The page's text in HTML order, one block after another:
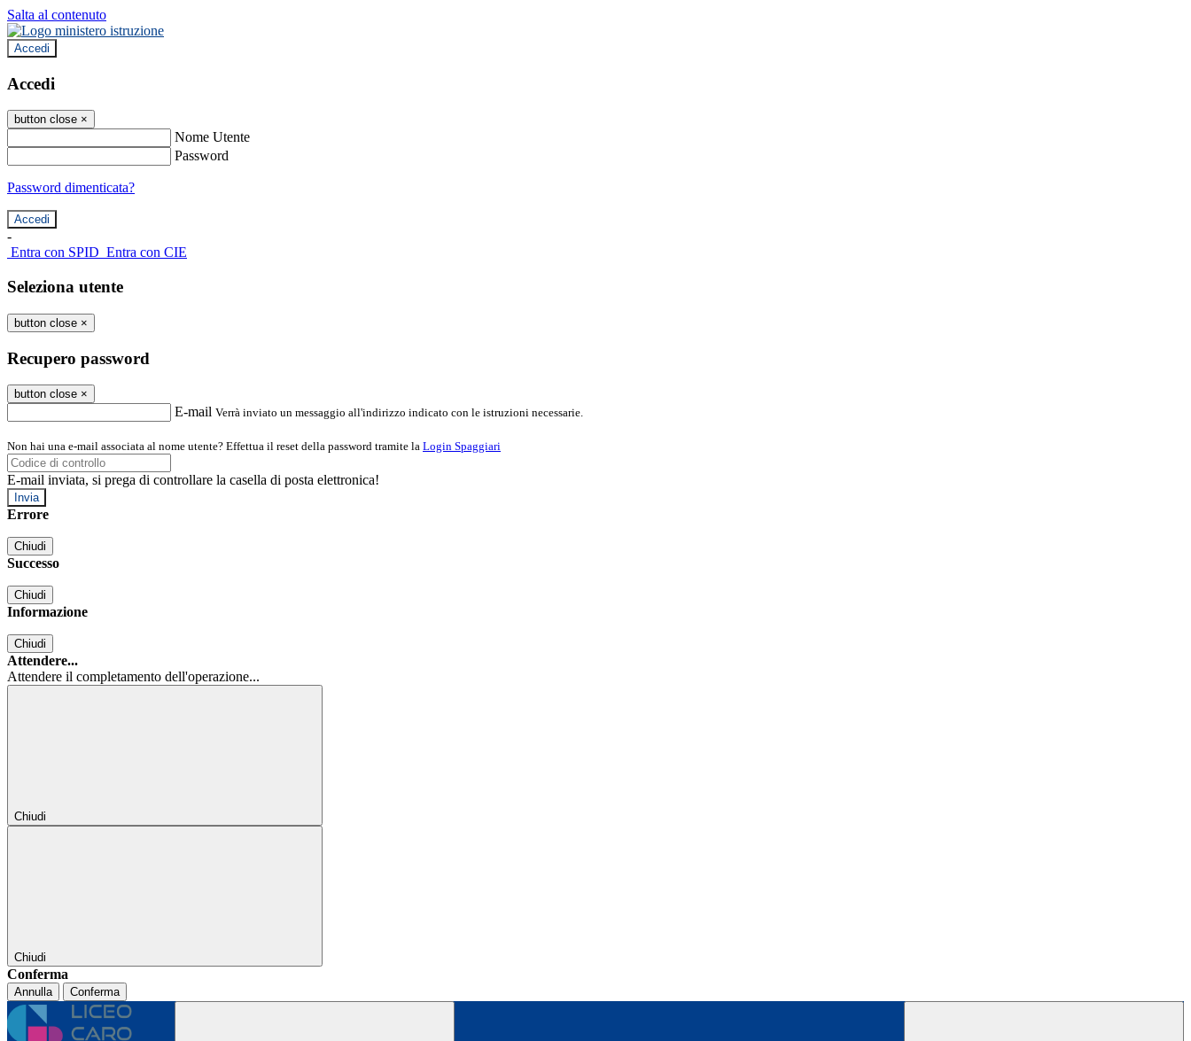
Salta al contenuto
Accedi
Accedi
button close ×
Nome Utente
Password
Password dimenticata?
-
Entra con SPID Entra con CIE
Seleziona utente
button close ×
Recupero password
button close ×
E-mail Verrà inviato un messaggio all'indirizzo indicato con le istruzioni necessarie.
Non hai una e-mail associata al nome utente? Effettua il reset della password tramite la Login Spaggiari
E-mail inviata, si prega di controllare la casella di posta elettronica!
Errore
Chiudi
Successo
Chiudi
Informazione
Chiudi
Attendere...
Attendere il completamento dell'operazione...
Chiudi
Chiudi
Conferma
Annulla Conferma